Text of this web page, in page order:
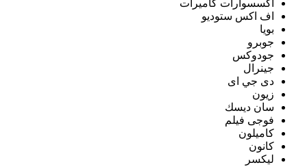
اكسسوارات كاميرات
اف اكس ستوديو
بويا
جوبرو
جودوكس
جينرال
دى جي اى
زيون
سان ديسك
فوجى فيلم
كاميلون
كانون
ليكسر